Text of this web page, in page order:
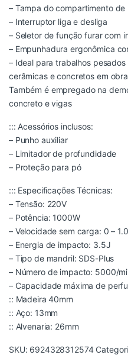
– Tampa do compartimento de
– Interruptor liga e desliga
– Seletor de função furar com
– Empunhadura ergonômica
– Ideal para trabalhos
cerâmicas e concretos em
Também é empregado na
concreto e vigas
::: Acessórios inclusos:
– Punho auxiliar
– Limitador de profundidade
– Proteção para pó
::: Especificações Técnicas:
– Tensão: 220V
– Potência: 1000W
– Velocidade sem carga: 0 –
– Energia de impacto: 3.5J
– Tipo de mandril: SDS-Plus
– Número de impacto: 5000/
– Capacidade máxima de
:: Madeira 40mm
:: Aço: 13mm
:: Alvenaria: 26mm
SKU: 6924328312574